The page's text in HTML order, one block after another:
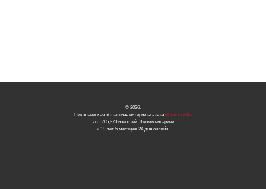
© 2026.
Николаевская областная интернет-газета«Новости N»
это: 705,370 новостей, 0 комментариев
и 19 лет 5 месяцев 24 дня онлайн.